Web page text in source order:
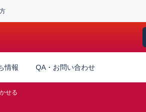
情報 QA・お問い合わせ
せる